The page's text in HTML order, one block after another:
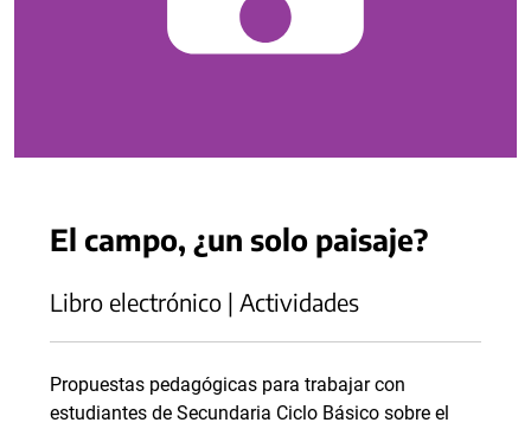
El campo, ¿un solo paisaje?
Libro electrónico | Actividades
Propuestas pedagógicas para trabajar con
estudiantes de Secundaria Ciclo Básico sobre el